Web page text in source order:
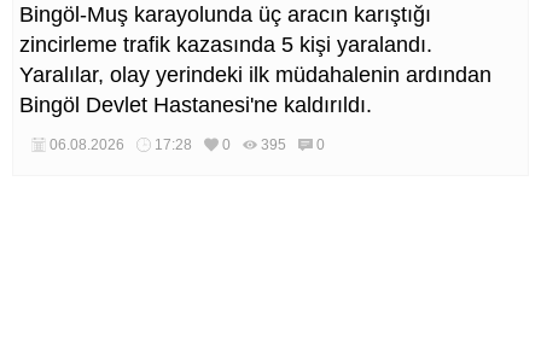
Bingöl-Muş karayolunda üç aracın karıştığı
zincirleme trafik kazasında 5 kişi yaralandı.
Yaralılar, olay yerindeki ilk müdahalenin ardından
Bingöl Devlet Hastanesi'ne kaldırıldı.
06.08.2026 17:28 0 395 0